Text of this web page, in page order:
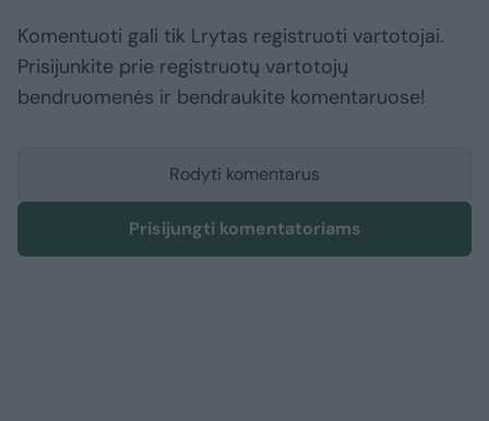
Komentuoti gali tik Lrytas registruoti vartotojai.
Prisijunkite prie registruotų vartotojų
bendruomenės ir bendraukite komentaruose!
Rodyti komentarus
Prisijungti komentatoriams